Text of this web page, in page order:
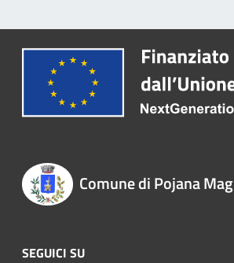
Comune di Pojana
SEGUICI SU